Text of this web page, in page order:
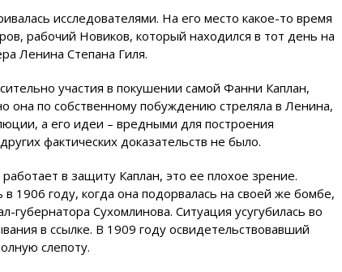
исследователями. На его место какое-то время
рабочий Новиков, который находился в тот день на
Ленина Степана Гиля.
участия в покушении самой Фанни Каплан,
она по собственному побуждению стреляла в Ленина,
а его идеи – вредными для построения
фактических доказательств не было.
в защиту Каплан, это ее плохое зрение.
1906 году, когда она подорвалась на своей же бомбе,
губернатора Сухомлинова. Ситуация усугубилась во
в ссылке. В 1909 году освидетельствовавший
слепоту.